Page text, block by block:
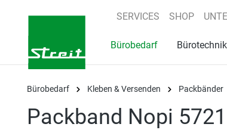
Zur Hauptnavigation springen
SERVICES SHOP
Bürobedarf Bürotechnik
Bürobedarf Kleben & Versenden Packbänder
Packband Nopi